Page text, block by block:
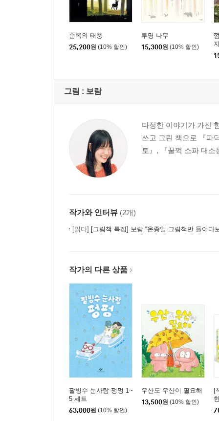
순록의 태풍
25,200원 (10% 할인)
투명 나무
15,300원 (10% 할인)
그림 : 보람
다정한 이야기가 가진
쓰고 그린 책으로 『파
토』, 『꿀꺽 소파 대
작가와 인터뷰 (2개)
[읽다] [그림책 특집] 보람 “온종일 그림책만 들여다
작가의 다른 상품
팥빙수 눈사람 펑펑 1~
5 세트
63,000원 (10% 할인)
우산도 우산이 필요해
13,500원 (10% 할인)
[